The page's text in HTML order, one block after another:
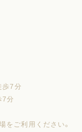
歩7分
分
をご利用ください。